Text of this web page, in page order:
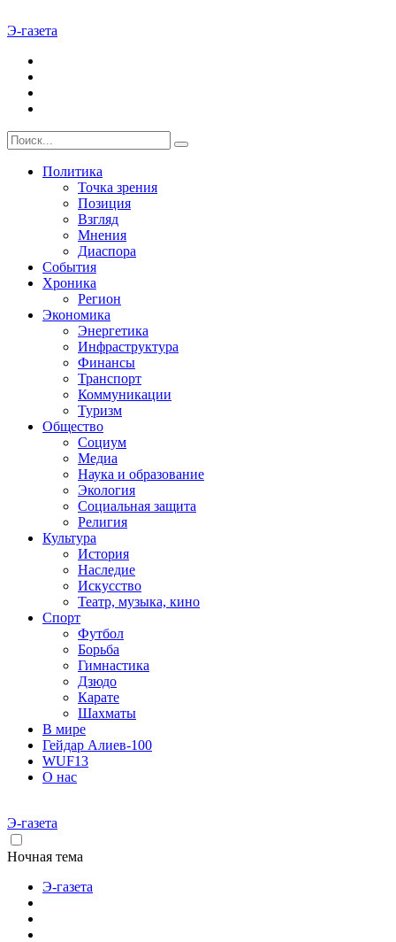
Э-газета
Политика
Точка зрения
Позиция
Взгляд
Мнения
Диаспора
События
Хроника
Регион
Экономика
Энергетика
Инфраструктура
Финансы
Транспорт
Коммуникации
Туризм
Общество
Социум
Медиа
Наука и образование
Экология
Социальная защита
Религия
Культура
История
Наследие
Искусство
Театр, музыка, кино
Спорт
Футбол
Борьба
Гимнастика
Дзюдо
Карате
Шахматы
В мире
Гейдар Алиев-100
WUF13
О нас
Э-газета
Ночная тема
Э-газета